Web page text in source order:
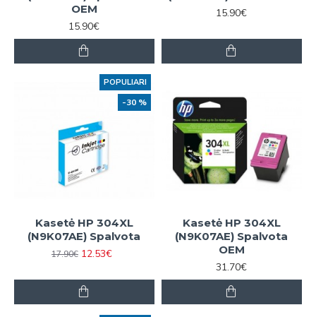
OEM
15.90€
15.90€
POPULIARI
-30 %
Kasetė HP 304XL
(N9K07AE) Spalvota
17.90€ 12.53€
Kasetė HP 304XL
(N9K07AE) Spalvota
OEM
31.70€